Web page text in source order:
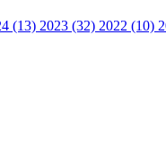
(13) 2023 (32) 2022 (10)